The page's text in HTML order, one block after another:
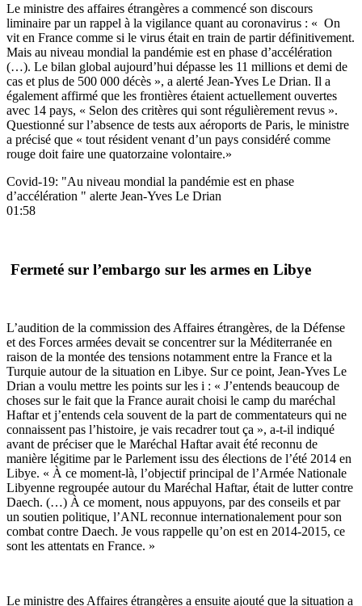
Le ministre des affaires étrangères a commencé son discours
liminaire par un rappel à la vigilance quant au coronavirus : « On
vit en France comme si le virus était en train de partir définitivement.
Mais au niveau mondial la pandémie est en phase d’accélération
(…). Le bilan global aujourd’hui dépasse les 11 millions et demi de
cas et plus de 500 000 décès », a alerté Jean-Yves Le Drian. Il a
également affirmé que les frontières étaient actuellement ouvertes
avec 14 pays, « Selon des critères qui sont régulièrement revus ».
Questionné sur l’absence de tests aux aéroports de Paris, le ministre
a précisé que « tout résident venant d’un pays considéré comme
rouge doit faire une quatorzaine volontaire.»
Covid-19: "Au niveau mondial la pandémie est en phase
d’accélération " alerte Jean-Yves Le Drian
01:58
Fermeté sur l’embargo sur les armes en Libye
L’audition de la commission des Affaires étrangères, de la Défense
et des Forces armées devait se concentrer sur la Méditerranée en
raison de la montée des tensions notamment entre la France et la
Turquie autour de la situation en Libye. Sur ce point, Jean-Yves Le
Drian a voulu mettre les points sur les i : « J’entends beaucoup de
choses sur le fait que la France aurait choisi le camp du maréchal
Haftar et j’entends cela souvent de la part de commentateurs qui ne
connaissent pas l’histoire, je vais recadrer tout ça », a-t-il indiqué
avant de préciser que le Maréchal Haftar avait été reconnu de
manière légitime par le Parlement issu des élections de l’été 2014 en
Libye. « À ce moment-là, l’objectif principal de l’Armée Nationale
Libyenne regroupée autour du Maréchal Haftar, était de lutter contre
Daech. (…) À ce moment, nous appuyons, par des conseils et par
un soutien politique, l’ANL reconnue internationalement pour son
combat contre Daech. Je vous rappelle qu’on est en 2014-2015, ce
sont les attentats en France. »
Le ministre des Affaires étrangères a ensuite ajouté que la situation a